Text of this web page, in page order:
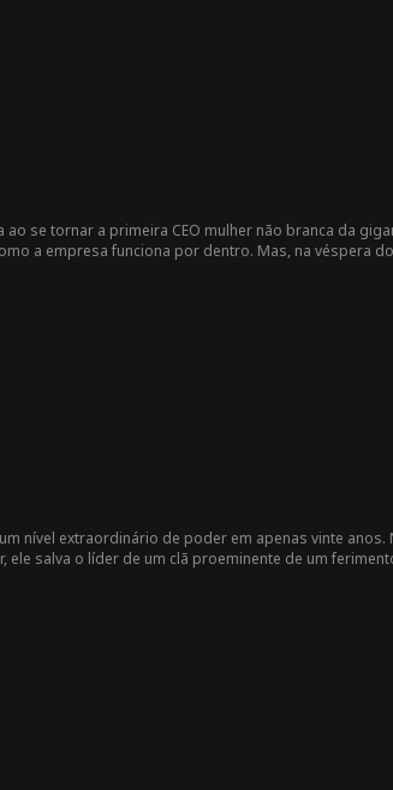
se tornar a primeira CEO mulher não branca da
a empresa funciona por dentro. Mas, na véspera
nível extraordinário de poder em apenas vinte
salva o líder de um clã proeminente de um